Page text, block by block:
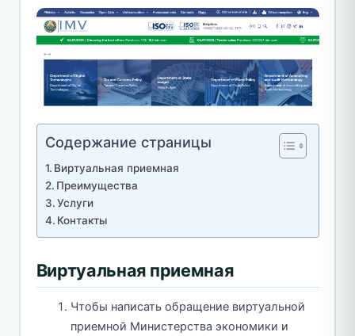
Содержание страницы
Виртуальная приемная
Преимущества
Услуги
Контакты
Виртуальная приемная
Чтобы написать обращение виртуальной
приемной Министерства экономики и